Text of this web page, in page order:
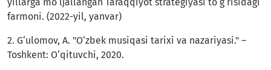
yillarga mo‘ljallangan Taraqqiyot strategiyasi to‘g‘risidagi
farmoni. (2022-yil, yanvar)
2. G‘ulomov, A. "O‘zbek musiqasi tarixi va nazariyasi." –
Toshkent: O‘qituvchi, 2020.